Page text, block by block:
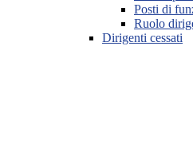
Posti di
Ruolo
Dirigenti cessati